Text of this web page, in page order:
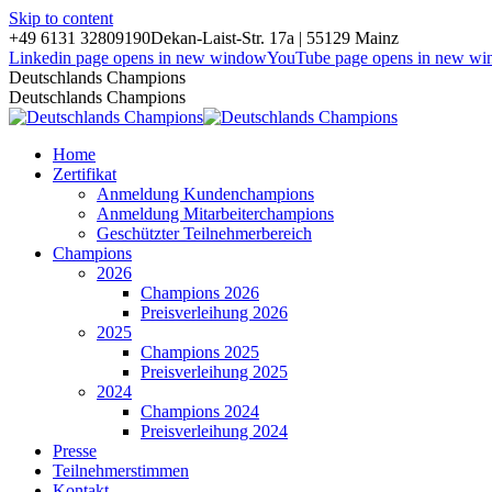
Skip to content
+49 6131 32809190Dekan-Laist-Str. 17a | 55129 Mainz
Linkedin page opens in new windowYouTube page opens in new
Deutschlands Champions
Deutschlands Champions
Home
Zertifikat
Anmeldung Kundenchampions
Anmeldung Mitarbeiterchampions
Geschützter Teilnehmerbereich
Champions
2026
Champions 2026
Preisverleihung 2026
2025
Champions 2025
Preisverleihung 2025
2024
Champions 2024
Preisverleihung 2024
Presse
Teilnehmerstimmen